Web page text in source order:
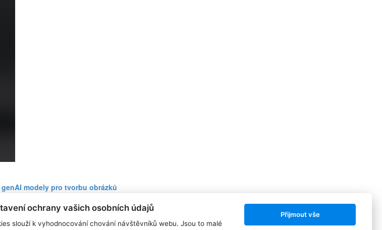
modely pro tvorbu obrázků
roste
RSS 1 Sledujte nás:
ochrany vašich osobních údajů
slouží k vyhodnocování chování návštěvníků webu. Jsou to malé
Přijmout vše